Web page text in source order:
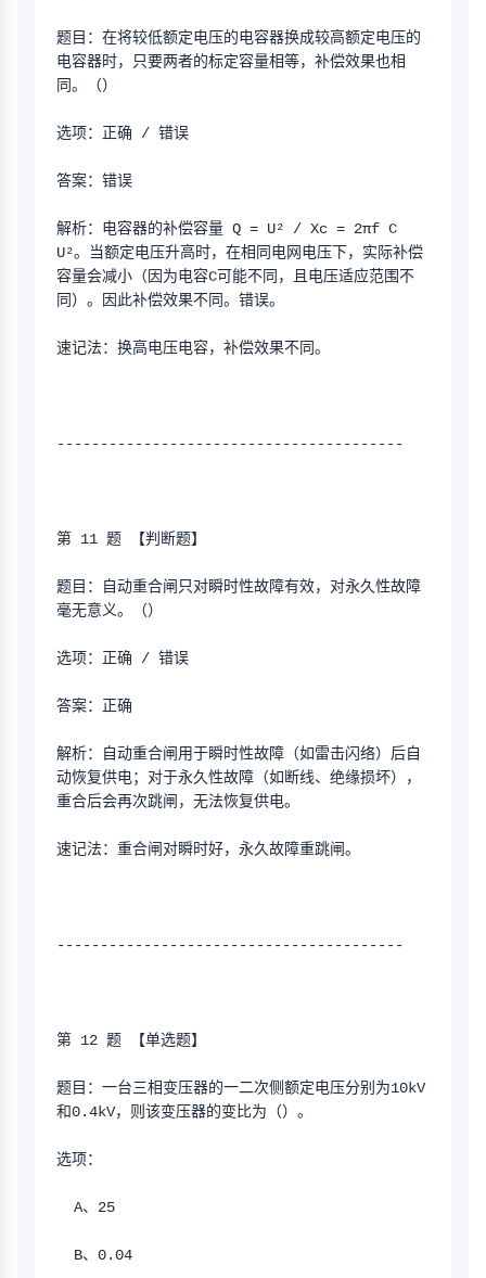
题目：在将较低额定电压的电容器换成较高额定电压的
电容器时，只要两者的标定容量相等，补偿效果也相
同。（）
选项：正确 / 错误
答案：错误
解析：电容器的补偿容量 Q = U² / Xc = 2πf C
U²。当额定电压升高时，在相同电网电压下，实际补偿
容量会减小（因为电容C可能不同，且电压适应范围不
同）。因此补偿效果不同。错误。
速记法：换高电压电容，补偿效果不同。
----------------------------------------
第 11 题 【判断题】
题目：自动重合闸只对瞬时性故障有效，对永久性故障
毫无意义。（）
选项：正确 / 错误
答案：正确
解析：自动重合闸用于瞬时性故障（如雷击闪络）后自
动恢复供电；对于永久性故障（如断线、绝缘损坏），
重合后会再次跳闸，无法恢复供电。
速记法：重合闸对瞬时好，永久故障重跳闸。
----------------------------------------
第 12 题 【单选题】
题目：一台三相变压器的一二次侧额定电压分别为10kV
和0.4kV，则该变压器的变比为（）。
选项：
  A、25
  B、0.04